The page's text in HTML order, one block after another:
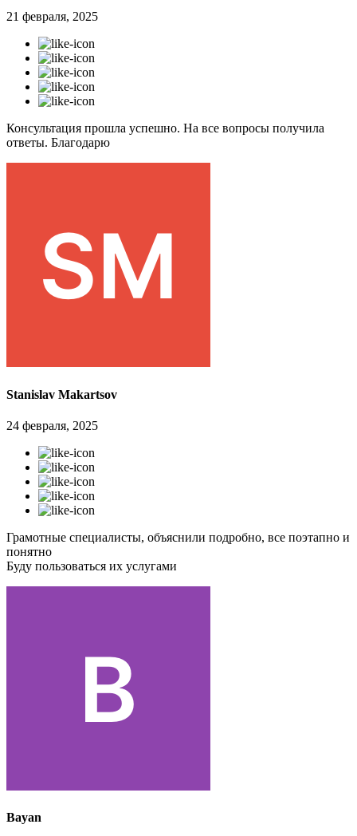
21 февраля, 2025
Консультация прошла успешно. На все вопросы получила
ответы. Благодарю
Stanislav Makartsov
24 февраля, 2025
Грамотные специалисты, объяснили подробно, все поэтапно и
понятно
Буду пользоваться их услугами
Bayan